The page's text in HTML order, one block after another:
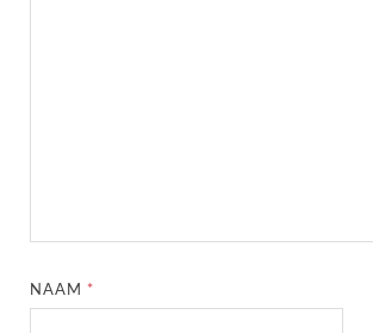
NAAM *